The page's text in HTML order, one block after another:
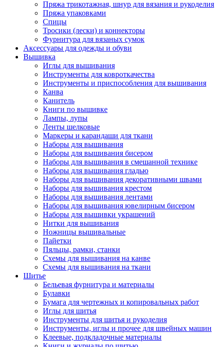
Пряжа трикотажная, шнур для вязания и рукоделия
Пряжа упаковками
Спицы
Тросики (лески) и коннекторы
Фурнитура для вязаных сумок
Аксессуары для одежды и обуви
Вышивка
Иглы для вышивания
Инструменты для ковроткачества
Инструменты и приспособления для вышивания
Канва
Канитель
Книги по вышивке
Лампы, лупы
Ленты шелковые
Маркеры и карандаши для ткани
Наборы для вышивания
Наборы для вышивания бисером
Наборы для вышивания в смешанной технике
Наборы для вышивания гладью
Наборы для вышивания декоративными швами
Наборы для вышивания крестом
Наборы для вышивания лентами
Наборы для вышивания ювелирным бисером
Наборы для вышивки украшений
Нитки для вышивания
Ножницы вышивальные
Пайетки
Пяльцы, рамки, станки
Схемы для вышивания на канве
Схемы для вышивания на ткани
Шитье
Бельевая фурнитура и материалы
Булавки
Бумага для чертежных и копировальных работ
Иглы для шитья
Инструменты для шитья и рукоделия
Инструменты, иглы и прочее для швейных машин
Клеевые, подкладочные материалы